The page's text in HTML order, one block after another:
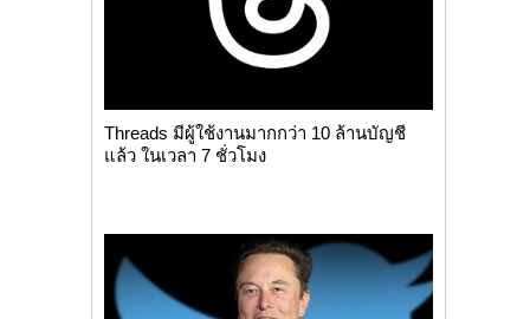
Threads มีผู้ใช้งานมากกว่า 10 ล้านบัญชี
แล้ว ในเวลา 7 ชั่วโมง